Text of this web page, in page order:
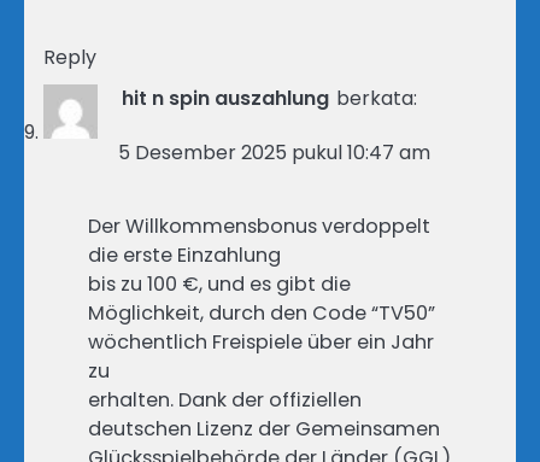
Reply
hit n spin auszahlung berkata:
5 Desember 2025 pukul 10:47 am
Der Willkommensbonus verdoppelt
die erste Einzahlung
bis zu 100 €, und es gibt die
Möglichkeit, durch den Code “TV50”
wöchentlich Freispiele über ein Jahr
zu
erhalten. Dank der offiziellen
deutschen Lizenz der Gemeinsamen